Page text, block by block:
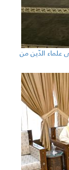
الدّين من